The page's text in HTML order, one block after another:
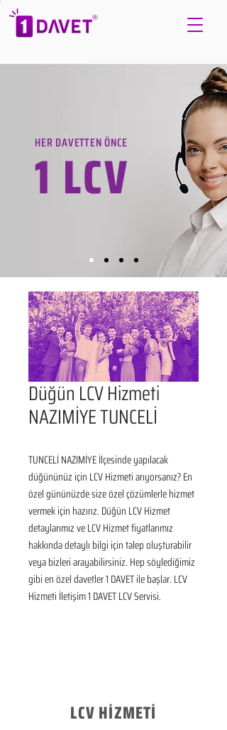
HER DAVETTEN ÖNCE
1 LCV
Düğün LCV Hizmeti
NAZIMİYE TUNCELİ
TUNCELİ NAZIMİYE İlçesinde yapılacak
düğününüz için LCV Hizmeti arıyorsanız? En
özel gününüzde size özel çözümlerle hizmet
vermek için hazırız. Düğün LCV Hizmet
detaylarımız ve LCV Hizmet fiyatlarımız
hakkında detaylı bilgi için talep oluşturabilir
veya bizleri arayabilirsiniz. Hep söylediğimiz
gibi en özel davetler 1 DAVET ile başlar. LCV
Hizmeti İletişim 1 DAVET LCV Servisi.
LCV HİZMETİ